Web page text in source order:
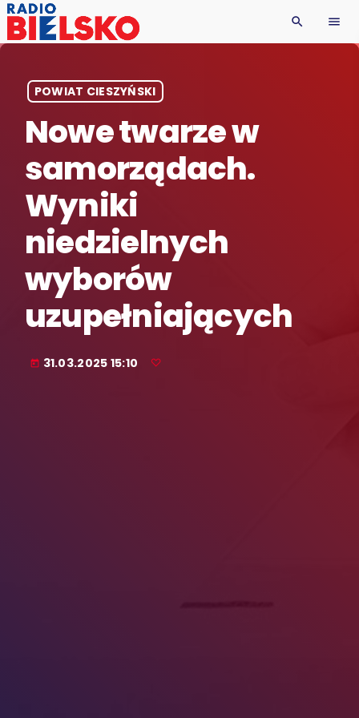
search menu
POWIAT CIESZYŃSKI
Nowe twarze w
samorządach.
Wyniki
niedzielnych
wyborów
uzupełniających
today 31.03.2025 15:10